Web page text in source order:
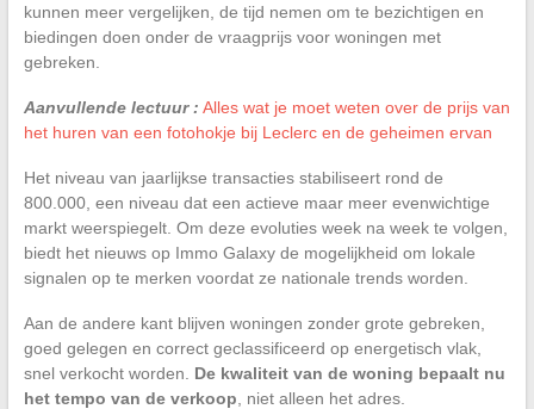
kunnen meer vergelijken, de tijd nemen om te bezichtigen en
biedingen doen onder de vraagprijs voor woningen met
gebreken.
Aanvullende lectuur : Alles wat je moet weten over de prijs van
het huren van een fotohokje bij Leclerc en de geheimen ervan
Het niveau van jaarlijkse transacties stabiliseert rond de
800.000, een niveau dat een actieve maar meer evenwichtige
markt weerspiegelt. Om deze evoluties week na week te volgen,
biedt het nieuws op Immo Galaxy de mogelijkheid om lokale
signalen op te merken voordat ze nationale trends worden.
Aan de andere kant blijven woningen zonder grote gebreken,
goed gelegen en correct geclassificeerd op energetisch vlak,
snel verkocht worden. De kwaliteit van de woning bepaalt nu
het tempo van de verkoop , niet alleen het adres.